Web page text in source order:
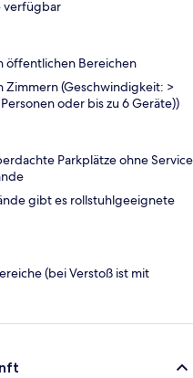
verfügbar
öffentlichen Bereichen
Zimmern (Geschwindigkeit: >
oder bis zu 6 Geräte))
Parkplätze ohne Service
gibt es rollstuhlgeeignete
(bei Verstoß ist mit